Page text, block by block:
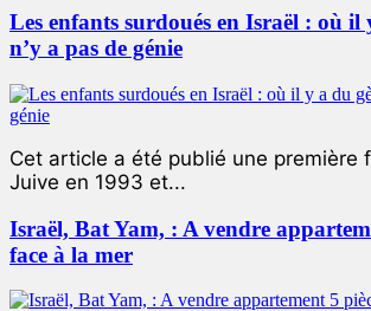
Les enfants surdoués en Israël : où il
n’y a pas de génie
Cet article a été publié une première
Juive en 1993 et...
Israël, Bat Yam, : A vendre
face à la mer